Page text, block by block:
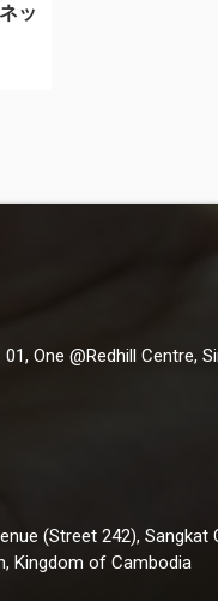
ッ
One @Redhill Centre,
(Street 242), Sangkat
Kingdom of Cambodia